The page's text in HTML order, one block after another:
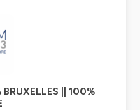
|| 100%